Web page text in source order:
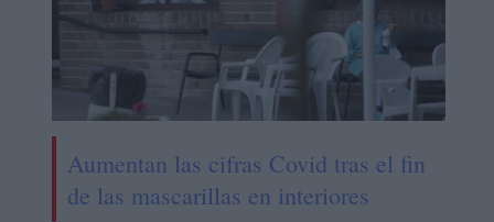
Aumentan las cifras Covid tras el fin
de las mascarillas en interiores